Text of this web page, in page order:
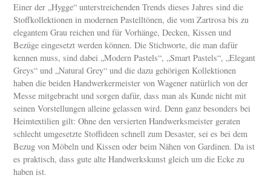
Einer der „Hygge“ unterstreichenden Trends dieses Jahres sind die
Stoffkollektionen in modernen Pastelltönen, die vom Zartrosa bis zu
elegantem Grau reichen und für Vorhänge, Decken, Kissen und
Bezüge eingesetzt werden können. Die Stichworte, die man dafür
kennen muss, sind dabei „Modern Pastels“, „Smart Pastels“, „Elegant
Greys“ und „Natural Grey“ und die dazu gehörigen Kollektionen
haben die beiden Handwerkermeister von Wagener natürlich von der
Messe mitgebracht und sorgen dafür, dass man als Kunde nicht mit
seinen Vorstellungen alleine gelassen wird. Denn ganz besonders bei
Heimtextilien gilt: Ohne den versierten Handwerksmeister geraten
schlecht umgesetzte Stoffideen schnell zum Desaster, sei es bei dem
Bezug von Möbeln und Kissen oder beim Nähen von Gardinen. Da ist
es praktisch, dass gute alte Handwerkskunst gleich um die Ecke zu
haben ist.